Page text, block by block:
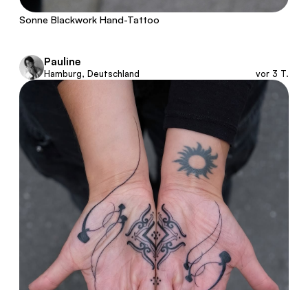
Sonne Blackwork Hand-Tattoo
Pauline
Hamburg, Deutschland vor 3 T.